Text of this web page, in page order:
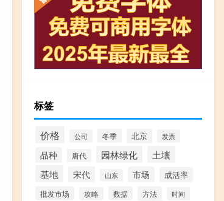
标签
价格 公司 冬季 北京 发票
品种 唐代 园林绿化
土壤
基地
宋代 山东 市场 成活率
批发市场 攻略 数据 方法 时间